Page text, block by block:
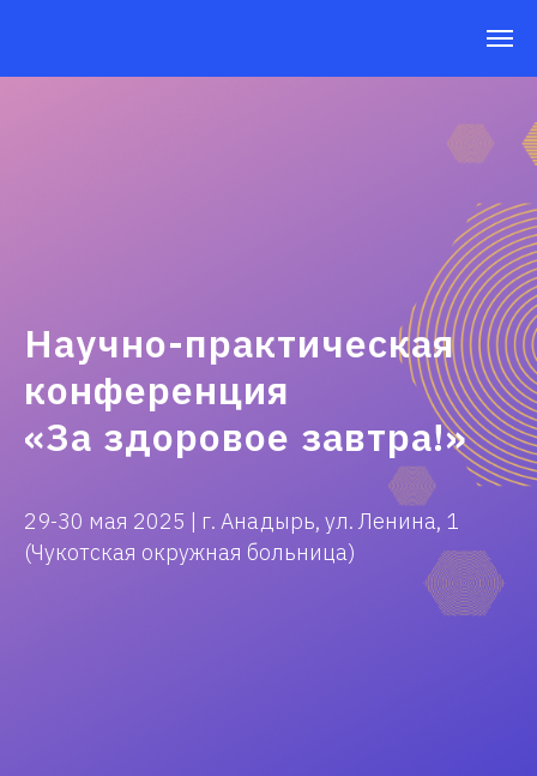
Научно-практическая
конференция
«За здоровое завтра!»
29-30 мая 2025 | г. Анадырь, ул. Ленина, 1
(Чукотская окружная больница)